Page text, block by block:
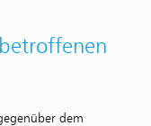
dem